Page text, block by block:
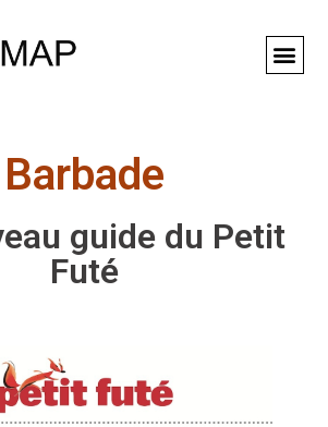
Barbade
guide du Petit
Futé